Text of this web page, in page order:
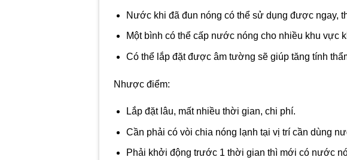
Nước khi đã đun nóng có thể sử dụng được ngay,
Một bình có thể cấp nước nóng cho nhiều khu vực
Có thể lắp đặt được âm tường sẽ giúp tăng tính
Nhược điểm:
Lắp đặt lâu, mất nhiều thời gian, chi phí.
Cần phải có vòi chia nóng lạnh tại vị trí cần dùng
Phải khởi động trước 1 thời gian thì mới có nước